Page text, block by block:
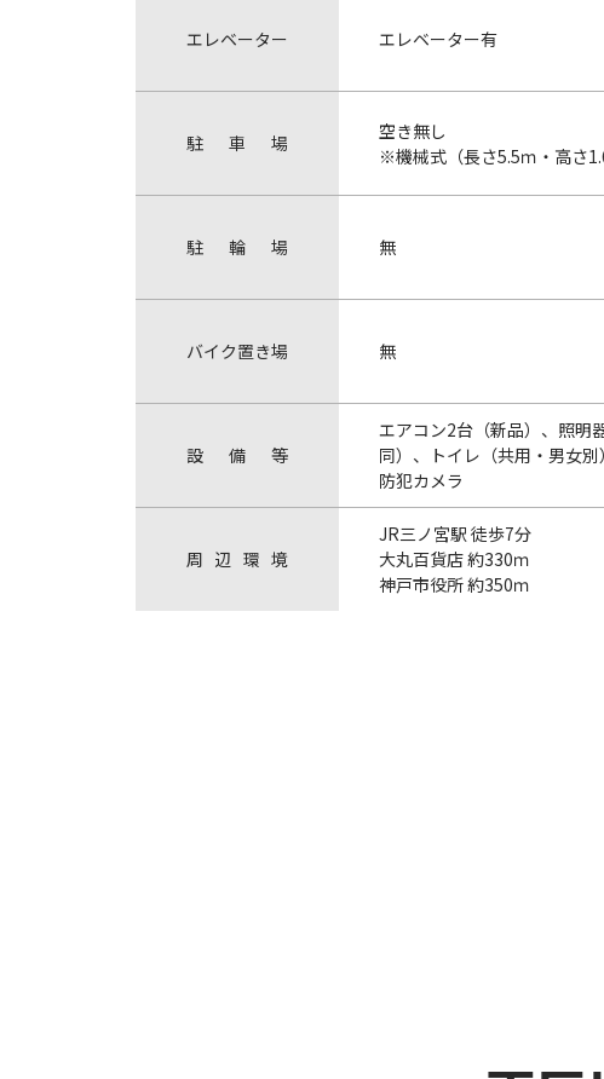
エ レベーター エレベーター有
駐 車 場
空き無し
※機械式（長さ5.5ｍ・高さ
駐 輪 場 無
バイク置き場 無
設 備 等
エアコン2台（新品）、照明
同）、トイレ（共用・男女別）
防犯カメラ
周 辺 環 境
JR三ノ宮駅 徒歩7分
大丸百貨店 約330ｍ
神戸市役所 約350ｍ